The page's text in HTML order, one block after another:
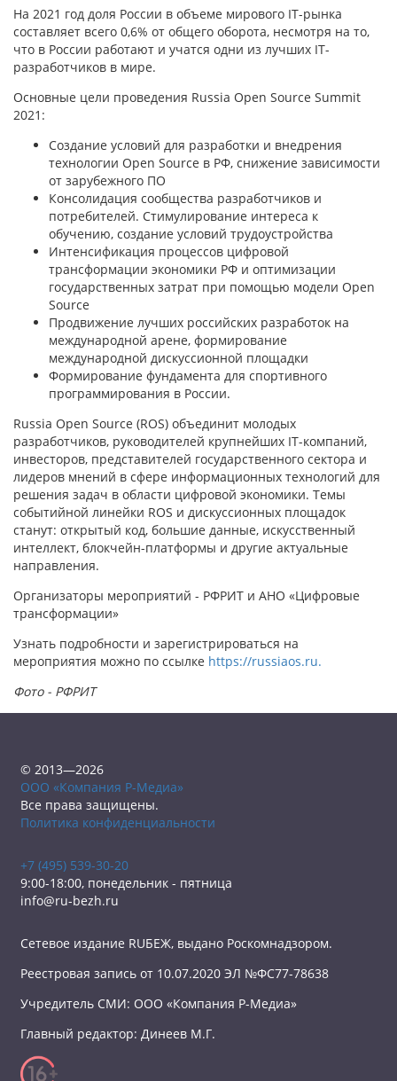
На 2021 год доля России в объеме мирового IT-рынка
составляет всего 0,6% от общего оборота, несмотря на то,
что в России работают и учатся одни из лучших IT-
разработчиков в мире.
Основные цели проведения Russia Open Source Summit
2021:
Создание условий для разработки и внедрения
технологии Open Source в РФ, снижение зависимости
от зарубежного ПО
Консолидация сообщества разработчиков и
потребителей. Стимулирование интереса к
обучению, создание условий трудоустройства
Интенсификация процессов цифровой
трансформации экономики РФ и оптимизации
государственных затрат при помощью модели Open
Source
Продвижение лучших российских разработок на
международной арене, формирование
международной дискуссионной площадки
Формирование фундамента для спортивного
программирования в России.
Russia Open Source (ROS) объединит молодых
разработчиков, руководителей крупнейших IT-компаний,
инвесторов, представителей государственного сектора и
лидеров мнений в сфере информационных технологий для
решения задач в области цифровой экономики. Темы
событийной линейки ROS и дискуссионных площадок
станут: открытый код, большие данные, искусственный
интеллект, блокчейн-платформы и другие актуальные
направления.
Организаторы мероприятий - РФРИТ и АНО «Цифровые
трансформации»
Узнать подробности и зарегистрироваться на
мероприятия можно по ссылке https://russiaos.ru.
Фото - РФРИТ
© 2013—2026
ООО «Компания Р-Медиа»
Все права защищены.
Политика конфиденциальности
+7 (495) 539-30-20
9:00-18:00, понедельник - пятница
info@ru-bezh.ru
Сетевое издание RUБЕЖ, выдано Роскомнадзором.
Реестровая запись от 10.07.2020 ЭЛ №ФС77-78638
Учредитель СМИ: ООО «Компания Р-Медиа»
Главный редактор: Динеев М.Г.